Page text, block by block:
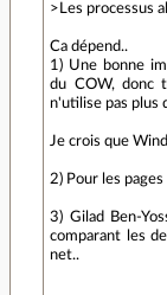
>Les processus
Ca dépend..
1) Une bonne
du COW, donc
n'utilise pas plus
Je crois que
2) Pour les
3) Gilad Ben-
comparant les
net..